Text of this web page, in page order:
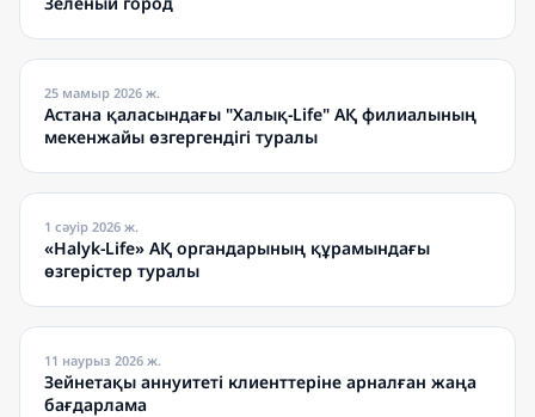
25 мамыр 2026 ж.
Астана қаласындағы "Халық-Life" АҚ филиалының
мекенжайы өзгергендігі туралы
1 сәуір 2026 ж.
«Halyk-Life» АҚ органдарының құрамындағы
өзгерістер туралы
11 наурыз 2026 ж.
Зейнетақы аннуитеті клиенттеріне арналған жаңа
бағдарлама